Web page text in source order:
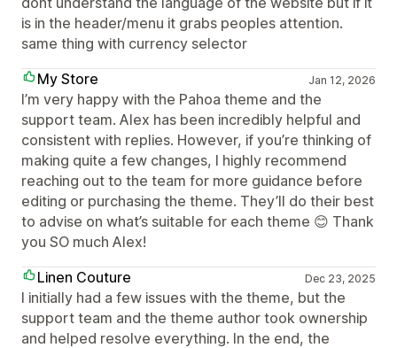
is in the header/menu it grabs peoples attention.
same thing with currency selector
My Store
Jan 12, 2026
I’m very happy with the Pahoa theme and the
support team. Alex has been incredibly helpful and
consistent with replies. However, if you’re thinking of
making quite a few changes, I highly recommend
reaching out to the team for more guidance before
editing or purchasing the theme. They’ll do their best
to advise on what’s suitable for each theme 😊 Thank
you SO much Alex!
Linen Couture
Dec 23, 2025
I initially had a few issues with the theme, but the
support team and the theme author took ownership
and helped resolve everything. In the end, the